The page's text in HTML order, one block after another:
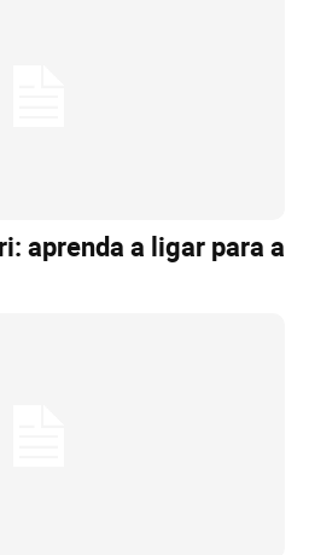
aprenda a ligar para a